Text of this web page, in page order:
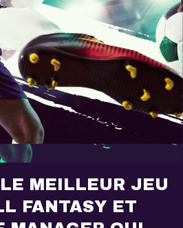
MEILLEUR JEU
FANTASY ET